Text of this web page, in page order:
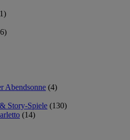
Abendsonne (4)
Story-Spiele (130)
(14)